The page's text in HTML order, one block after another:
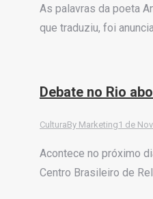
As palavras da poeta
que traduziu, foi
Debate no Rio
CulturaBy Marketing1 de
Acontece no próximo
Centro Brasileiro de